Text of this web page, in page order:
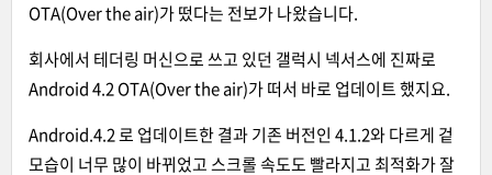
OTA(Over the air)가 떴다는 전보가 나왔습니다.
회사에서 테더링 머신으로 쓰고 있던 갤럭시 넥서스에 진짜로
Android 4.2 OTA(Over the air)가 떠서 바로 업데이트 했지요.
Android.4.2 로 업데이트한 결과 기존 버전인 4.1.2와 다르게 겉
모습이 너무 많이 바뀌었고 스크롤 속도도 빨라지고 최적화가 잘